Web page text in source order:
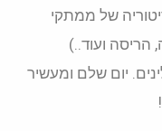
של ממתקי
הריסה ועוד..)
יום שלם ומעשיר